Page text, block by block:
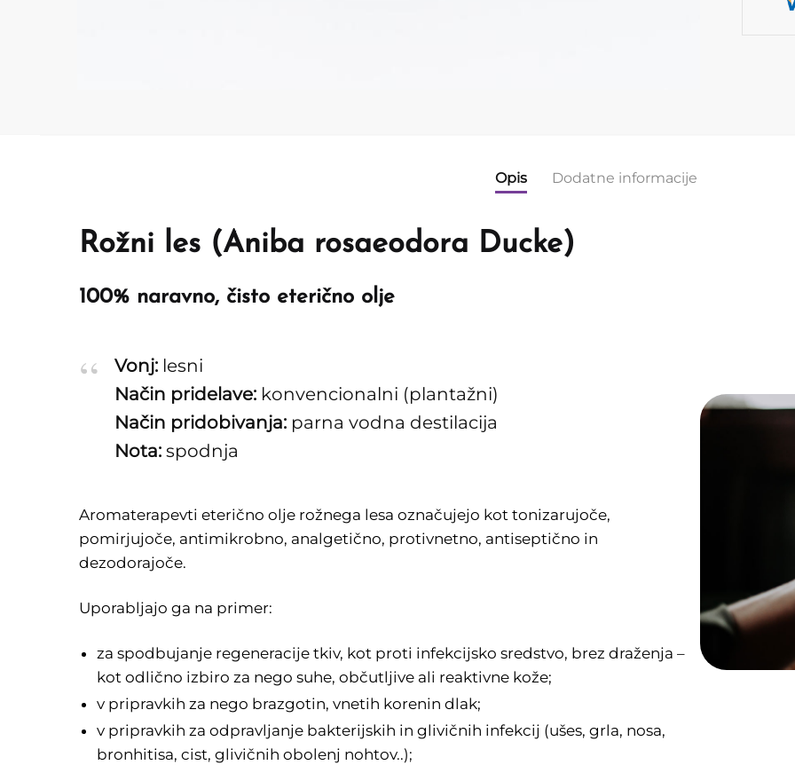
Opis Dodatne informacije
Rožni les (Aniba rosaeodora Ducke)
100% naravno, čisto eterično olje
Vonj: lesni
Način pridelave: konvencionalni (plantažni)
Način pridobivanja: parna vodna destilacija
Nota: spodnja
Aromaterapevti eterično olje rožnega lesa označujejo kot tonizarujoče,
pomirjujoče, antimikrobno, analgetično, protivnetno, antiseptično in
dezodorajoče.
Uporabljajo ga na primer:
za spodbujanje regeneracije tkiv, kot proti infekcijsko sredstvo, brez draženja –
kot odlično izbiro za nego suhe, občutljive ali reaktivne kože;
v pripravkih za nego brazgotin, vnetih korenin dlak;
v pripravkih za odpravljanje bakterijskih in glivičnih infekcij (ušes, grla, nosa,
bronhitisa, cist, glivičnih obolenj nohtov..);